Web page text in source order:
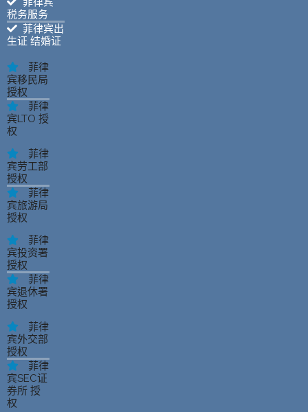
税务服务
菲律宾出
生证 结婚证
菲律
宾移民局
授权
菲律
宾LTO 授
权
菲律
宾劳工部
授权
菲律
宾旅游局
授权
菲律
宾投资署
授权
菲律
宾退休署
授权
菲律
宾外交部
授权
菲律
宾SEC证
券所 授
权